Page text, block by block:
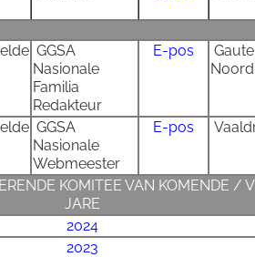
GGSA
Nasionale
Familia
Redakteur
E-pos
Noord
GGSA
Nasionale
Webmeester
E-pos
KOMITEE VAN KOMENDE /
JARE
2024
2023